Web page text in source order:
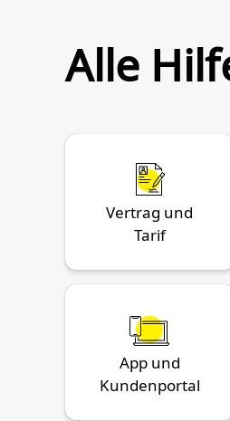
Alle
Vertrag und
Tarif
App und
Kundenportal